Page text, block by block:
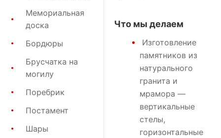
Мемориальная
доска
Бордюры
Брусчатка на
могилу
Поребрик
Постамент
Шары
Что мы делаем
Изготовление
памятников из
натурального
гранита и
мрамора —
вертикальные
стелы,
горизонтальные